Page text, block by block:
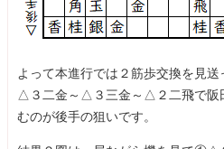
よって本進行では２筋歩交換を見送
△３二金～△３三金～△２二飛で阪
むのが後手の狙いです。